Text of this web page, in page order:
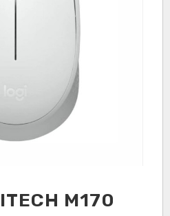
M170